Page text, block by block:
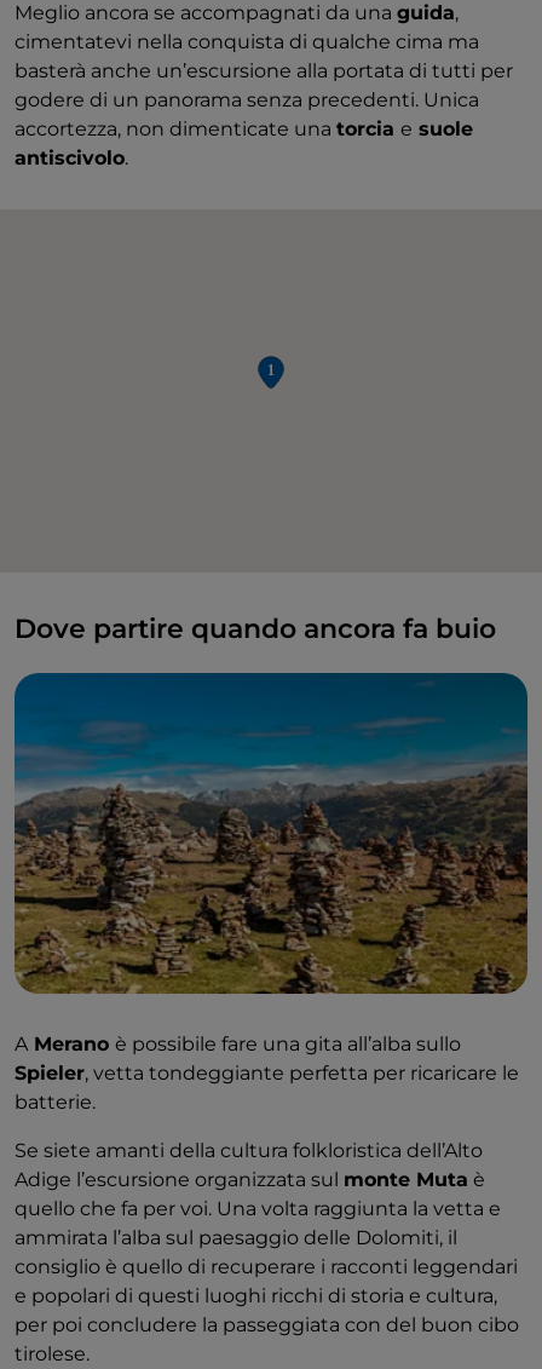
Meglio ancora se accompagnati da una guida,
cimentatevi nella conquista di qualche cima ma
basterà anche un’escursione alla portata di tutti per
godere di un panorama senza precedenti. Unica
accortezza, non dimenticate una torcia e suole
antiscivolo.
Dove partire quando ancora fa buio
AMerano è possibile fare una gita all’alba sullo
Spieler, vetta tondeggiante perfetta per ricaricare le
batterie.
Se siete amanti della cultura folkloristica dell’Alto
Adige l’escursione organizzata sul monte Muta è
quello che fa per voi. Una volta raggiunta la vetta e
ammirata l’alba sul paesaggio delle Dolomiti, il
consiglio è quello di recuperare i racconti leggendari
e popolari di questi luoghi ricchi di storia e cultura,
per poi concludere la passeggiata con del buon cibo
tirolese.